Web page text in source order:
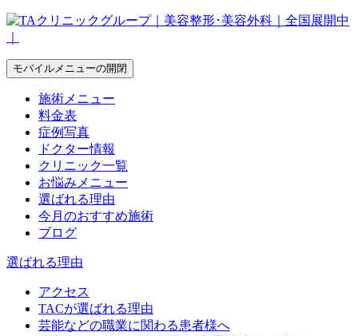
モバイルメニューの開閉
施術メニュー
料金表
症例写真
ドクター情報
クリニック一覧
お悩みメニュー
選ばれる理由
今月のおすすめ施術
ブログ
選ばれる理由
アクセス
TACが選ばれる理由
芸能などの職業に関わる患者様へ